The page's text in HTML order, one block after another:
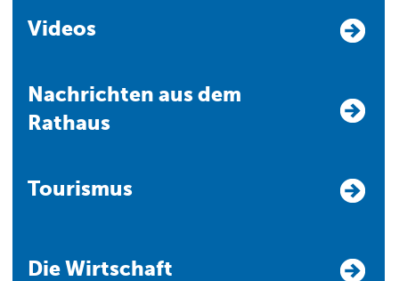
Videos
Nachrichten aus dem
Rathaus
Tourismus
Die Wirtschaft